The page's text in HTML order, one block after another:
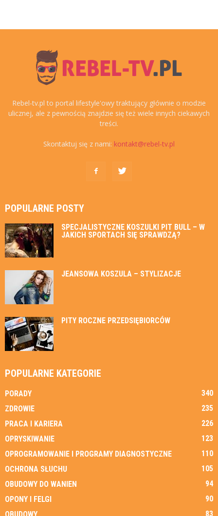
Rebel-tv.pl to portal lifestyle'owy traktujący głównie o modzie
ulicznej, ale z pewnością znajdzie się też wiele innych ciekawych
treści.
Skontaktuj się z nami: kontakt@rebel-tv.pl
POPULARNE POSTY
SPECJALISTYCZNE KOSZULKI PIT BULL – W
JAKICH SPORTACH SIĘ SPRAWDZĄ?
JEANSOWA KOSZULA – STYLIZACJE
PITY ROCZNE PRZEDSIĘBIORCÓW
POPULARNE KATEGORIE
PORADY
340
ZDROWIE
235
PRACA I KARIERA
226
OPRYSKIWANIE
123
OPROGRAMOWANIE I PROGRAMY DIAGNOSTYCZNE
110
OCHRONA SŁUCHU
105
OBUDOWY DO WANIEN
94
OPONY I FELGI
90
83